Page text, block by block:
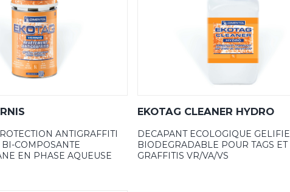
ANTIGRAFFITI
COMPOSANTE
EN PHASE AQUEUSE
EKOTAG CLEANER HYDRO
DECAPANT ECOLOGIQUE GELIFIE
BIODEGRADABLE POUR TAGS ET
GRAFFITIS VR/VA/VS